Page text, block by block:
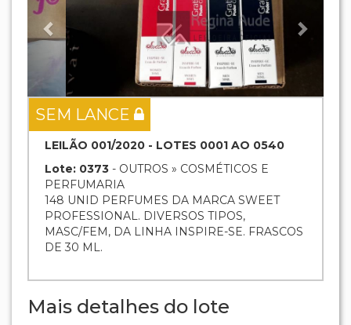
SEM LANCE
LEILÃO 001/2020 - LOTES 0001 AO 0540
Lote: 0373 - OUTROS » COSMÉTICOS E
PERFUMARIA
148 UNID PERFUMES DA MARCA SWEET
PROFESSIONAL. DIVERSOS TIPOS,
MASC/FEM, DA LINHA INSPIRE-SE. FRASCOS
DE 30 ML.
Mais detalhes do lote